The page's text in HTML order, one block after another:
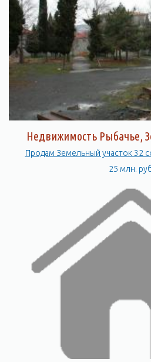
Недвижимость Рыбачье,
25 млн.